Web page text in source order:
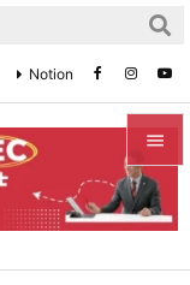


メニュ
Notion